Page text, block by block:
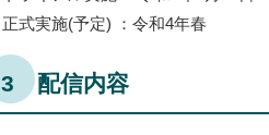
正式実施(予定) ：令和4年春
3 配信内容